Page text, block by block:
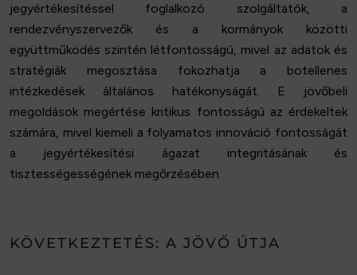
jegyértékesítéssel foglalkozó szolgáltatók, a
rendezvényszervezők és a kormányok közötti
együttműködés szintén létfontosságú, mivel az adatok és
stratégiák megosztása fokozhatja a botellenes
intézkedések általános hatékonyságát. E jövőbeli
megoldások megértése kritikus fontosságú az érdekeltek
számára, mivel kiemeli a folyamatos innováció fontosságát
a jegyértékesítési ágazat integritásának és
tisztességességének megőrzésében.
KÖVETKEZTETÉS: A JÖVŐ ÚTJA